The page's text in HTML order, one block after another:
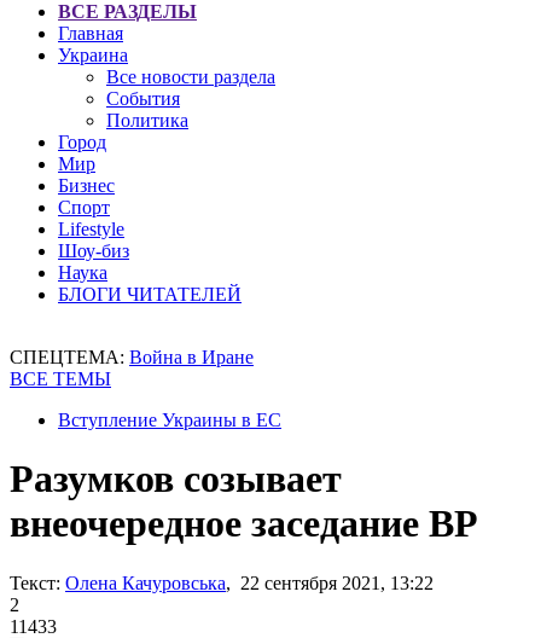
ВСЕ РАЗДЕЛЫ
Главная
Украина
Все новости раздела
События
Политика
Город
Мир
Бизнес
Спорт
Lifestyle
Шоу-биз
Наука
БЛОГИ ЧИТАТЕЛЕЙ
СПЕЦТЕМА: Война в Иране
ВСЕ ТЕМЫ
Вступление Украины в ЕС
Разумков созывает
внеочередное заседание ВР
Текст: Олена Качуровська, 22 сентября 2021, 13:22
2
11433